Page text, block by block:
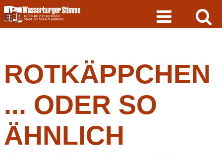
Skip
to
content
ROTKÄPPCHEN
... ODER SO
ÄHNLICH